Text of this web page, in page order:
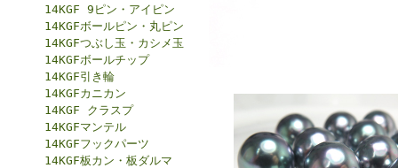
14KGF 9ピン・アイピン
14KGFボールピン・丸ピン
14KGFつぶし玉・カシメ玉
14KGFボールチップ
14KGF引き輪
14KGFカニカン
14KGF クラスプ
14KGFマンテル
14KGFフックパーツ
14KGF板カン・板ダルマ